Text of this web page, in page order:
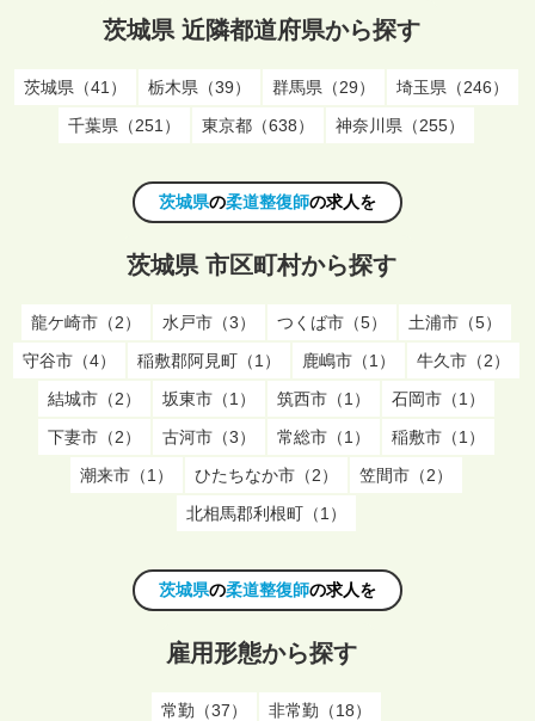
茨城県 近隣都道府県から探す
茨城県（41） 栃木県（39） 群馬県（29）
埼玉県（246）
千葉県（251）
東京都（638） 神奈川県（255）
茨城県の柔道整復師の求人を
茨城県 市区町村から探す
龍ケ崎市（2） 水戸市（3） つくば市（5）
土浦市（5）
守谷市（4）
稲敷郡阿見町（1） 鹿嶋市（1）
牛久市（2）
結城市（2）
坂東市（1） 筑西市（1）
石岡市（1）
下妻市（2）
古河市（3） 常総市（1）
稲敷市（1）
潮来市（1）
ひたちなか市（2）
笠間市（2）
北相馬郡利根町（1）
茨城県の柔道整復師の求人を
雇用形態から探す
常勤（37） 非常勤（18）